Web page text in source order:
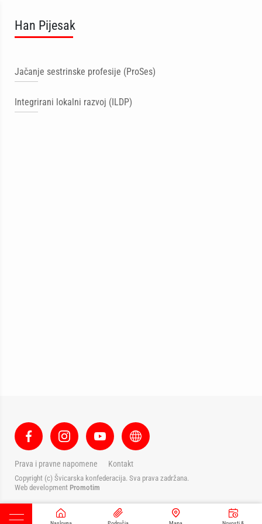
Han Pijesak
Jačanje sestrinske profesije (ProSes)
Integrirani lokalni razvoj (ILDP)
Prava i pravne napomene Kontakt
Copyright (c) Švicarska konfederacija. Sva prava zadržana.
Web development Promotim